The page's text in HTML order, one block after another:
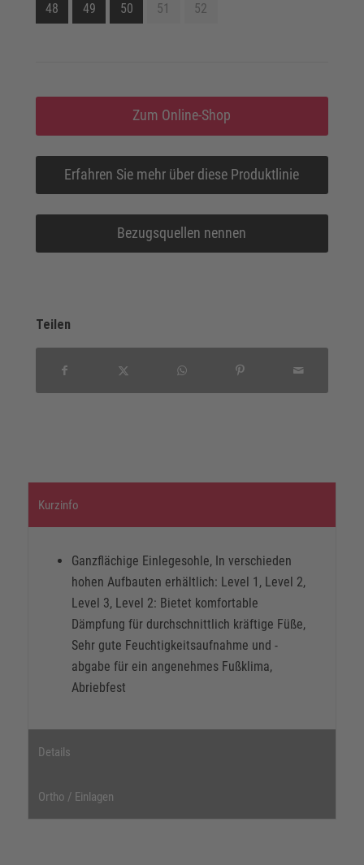
48 49 50 51 52
Zum Online-Shop
Erfahren Sie mehr über diese Produktlinie
Bezugsquellen nennen
Teilen
Kurzinfo
Ganzflächige Einlegesohle, In verschieden
hohen Aufbauten erhältlich: Level 1, Level 2,
Level 3, Level 2: Bietet komfortable
Dämpfung für durchschnittlich kräftige Füße,
Sehr gute Feuchtigkeitsaufnahme und -
abgabe für ein angenehmes Fußklima,
Abriebfest
Details
Ortho / Einlagen